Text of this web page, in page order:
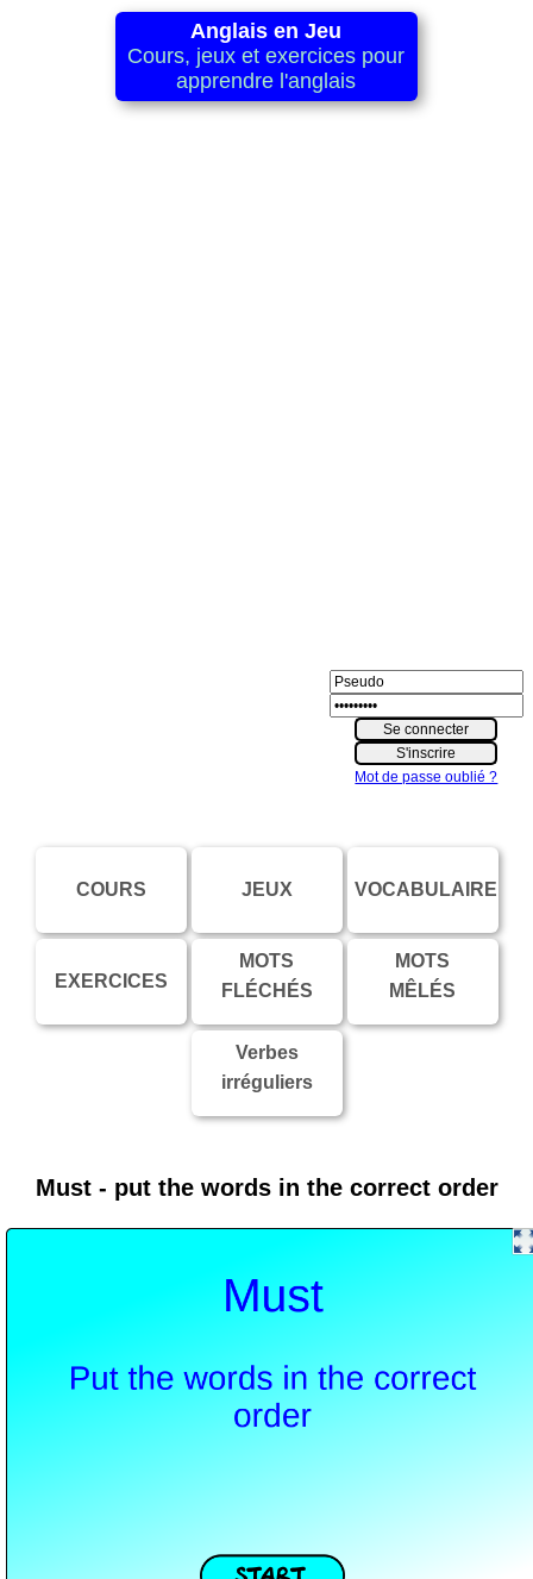
Anglais en Jeu
Cours, jeux et exercices pour
apprendre l'anglais
Mot de passe oublié ?
COURS JEUX VOCABULAIRE
EXERCICES
MOTS
FLÉCHÉS
MOTS
MÊLÉS
Verbes
irréguliers
Must - put the words in the correct order